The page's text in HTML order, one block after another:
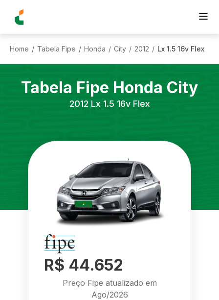
Home / Tabela Fipe / Honda / City / 2012 / Lx 1.5 16v Flex
Tabela Fipe Honda City
2012 Lx 1.5 16v Flex
R$ 44.652
Preço Fipe atualizado em
Ago/2026